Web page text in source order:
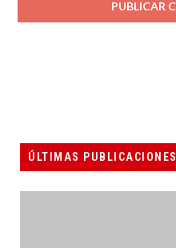
ÚLTIMAS PUBLICACIONES